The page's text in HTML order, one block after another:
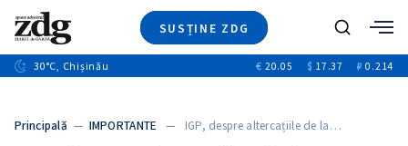
SUSȚINE ZDG
Ştiri
+9
Caută
30°C, Chișinău € 20.05 $ 17.37 ₽ 0.214
Principală — IMPORTANTE — IGP, despre altercațiile de la…